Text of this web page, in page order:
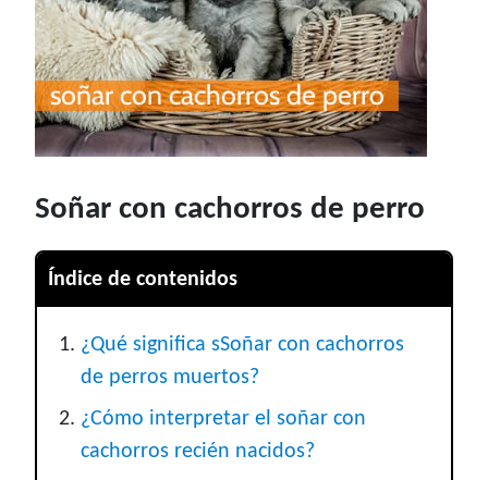
Soñar con cachorros de perro
Índice de contenidos
¿Qué significa sSoñar con cachorros
de perros muertos?
¿Cómo interpretar el soñar con
cachorros recién nacidos?